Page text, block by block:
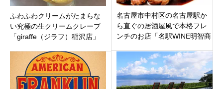
ふわふわクリームがたまらな
い究極の生クリームクレープ
「giraffe（ジラフ）稲沢店」
名古屋市中村区の名古屋駅か
ら直ぐの居酒屋風で本格フレ
ンチのお店「名駅WINE明智商